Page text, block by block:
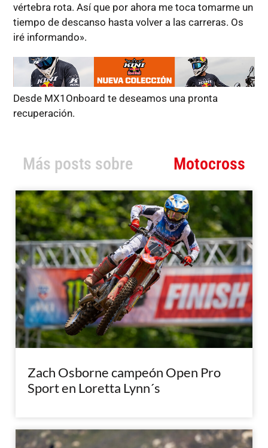
vértebra rota. Así que por ahora me toca tomarme un
tiempo de descanso hasta volver a las carreras. Os
iré informando».
Desde MX1Onboard te deseamos una pronta
recuperación.
Más posts sobre Motocross
Zach Osborne campeón Open Pro
Sport en Loretta Lynn´s